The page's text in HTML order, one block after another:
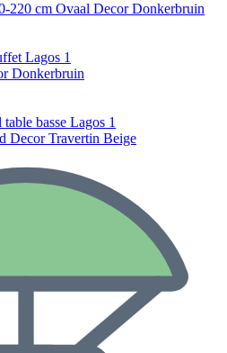
220 cm Ovaal Decor Donkerbruin
Donkerbruin
Decor Travertin Beige